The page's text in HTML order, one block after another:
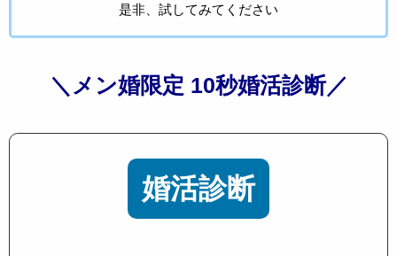
是非、試してみてください
＼メン婚限定 10秒婚活診断／
婚活診断